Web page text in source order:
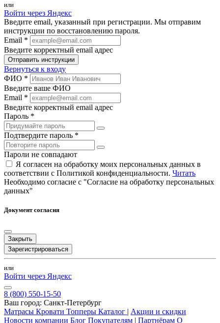
или
Войти через Яндекс
Введите email, указанный при регистрации. Мы отправим
инструкции по восстановлению пароля.
Email *
Введите корректный email адрес
Отправить инструкции
Вернуться к входу
ФИО *
Введите ваше ФИО
Email *
Введите корректный email адрес
Пароль *
Подтвердите пароль *
Пароли не совпадают
Я согласен на обработку моих персональных данных в
соответствии с Политикой конфиденциальности. Читать
Необходимо согласие с "Согласие на обработку персональных
данных"
Документ согласия
Закрыть
Зарегистрироваться
или
Войти через Яндекс
8 (800) 550-15-50
Ваш город: Санкт-Петербург
Матрасы Кровати Топперы Каталог | Акции и скидки
Новости компании Блог Покупателям | Партнёрам О